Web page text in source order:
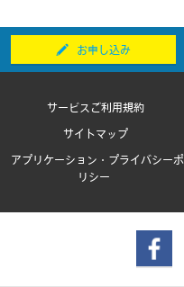
お申し込み
サービスご利用規約
サイトマップ
アプリケーション・プライバシーポ
リシー